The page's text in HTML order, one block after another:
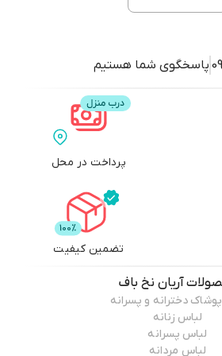
پاسخگوی شما هستیم
پرداخت در محل
تضمین کیفیت
آریان نخ باف
دخترانه و پسرانه
لباس زنانه
لباس پسرانه
لباس مردانه